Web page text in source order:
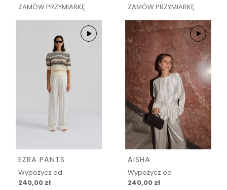
ZAMÓW PRZYMIARKĘ
ZAMÓW PRZYMIARKĘ
EZRA PANTS
Wypożycz od
240,00 zł
AISHA
Wypożycz od
240,00 zł